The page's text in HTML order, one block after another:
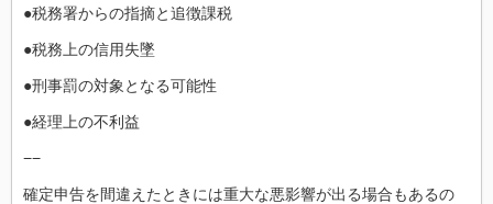
●税務署からの指摘と追徴課税
●税務上の信用失墜
●刑事罰の対象となる可能性
●経理上の不利益
−−
確定申告を間違えたときには重大な悪影響が出る場合もあるの